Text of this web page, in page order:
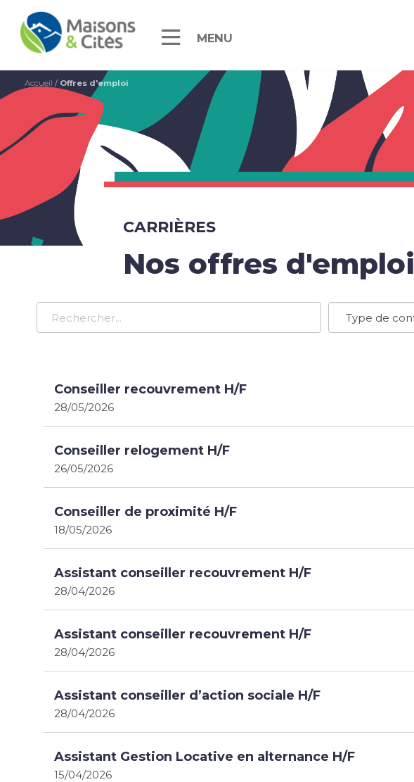
MENU
Accueil / Offres d'emploi
CARRIÈRES
Nos offres d'emploi
Conseiller recouvrement H/F
28/05/2026
Conseiller relogement H/F
26/05/2026
Conseiller de proximité H/F
18/05/2026
Assistant conseiller recouvrement H/F
28/04/2026
Assistant conseiller recouvrement H/F
28/04/2026
Assistant conseiller d’action sociale H/F
28/04/2026
Assistant Gestion Locative en alternance H/F
15/04/2026